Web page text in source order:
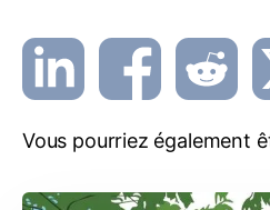
Vous pourriez également